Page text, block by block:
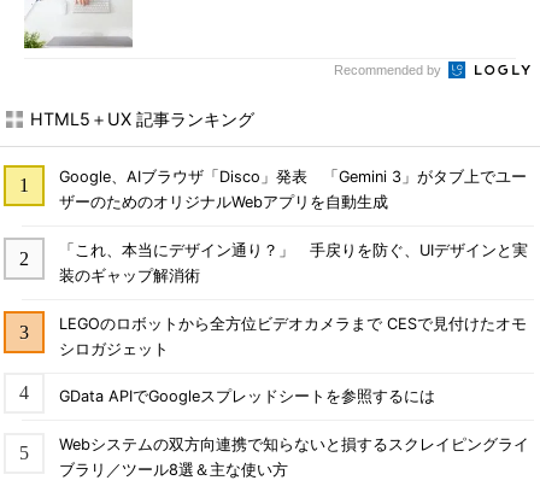
Recommended by
HTML5＋UX 記事ランキング
Google、AIブラウザ「Disco」発表 「Gemini 3」がタブ上でユー
ザーのためのオリジナルWebアプリを自動生成
「これ、本当にデザイン通り？」 手戻りを防ぐ、UIデザインと実
装のギャップ解消術
LEGOのロボットから全方位ビデオカメラまで CESで見付けたオモ
シロガジェット
GData APIでGoogleスプレッドシートを参照するには
Webシステムの双方向連携で知らないと損するスクレイピングライ
ブラリ／ツール8選＆主な使い方